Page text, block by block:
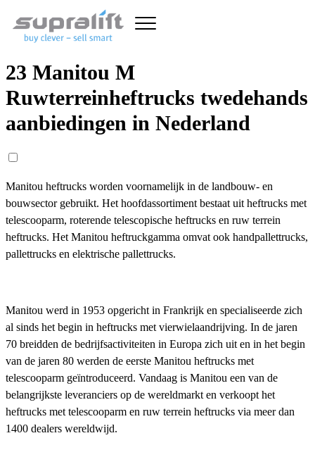
23 Manitou M
Ruwterreinheftrucks twedehands
aanbiedingen in Nederland
Manitou heftrucks worden voornamelijk in de landbouw- en
bouwsector gebruikt. Het hoofdassortiment bestaat uit heftrucks met
telescooparm, roterende telescopische heftrucks en ruw terrein
heftrucks. Het Manitou heftruckgamma omvat ook handpallettrucks,
pallettrucks en elektrische pallettrucks.
Manitou werd in 1953 opgericht in Frankrijk en specialiseerde zich
al sinds het begin in heftrucks met vierwielaandrijving. In de jaren
70 breidden de bedrijfsactiviteiten in Europa zich uit en in het begin
van de jaren 80 werden de eerste Manitou heftrucks met
telescooparm geïntroduceerd. Vandaag is Manitou een van de
belangrijkste leveranciers op de wereldmarkt en verkoopt het
heftrucks met telescooparm en ruw terrein heftrucks via meer dan
1400 dealers wereldwijd.